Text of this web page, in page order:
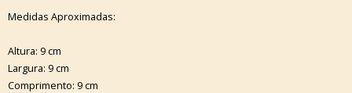
Medidas Aproximadas:
Altura: 9 cm
Largura: 9 cm
Comprimento: 9 cm